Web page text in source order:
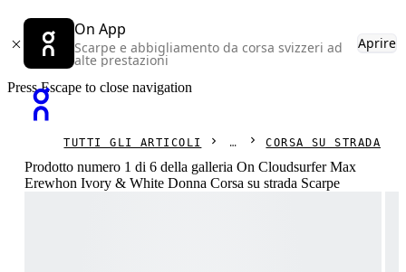
On App
Scarpe e abbigliamento da corsa svizzeri ad
alte prestazioni
Aprire
Press Escape to close navigation
TUTTI GLI ARTICOLI CORSA SU STRADA
Prodotto numero 1 di 6 della galleria On Cloudsurfer Max
Erewhon Ivory & White Donna Corsa su strada Scarpe